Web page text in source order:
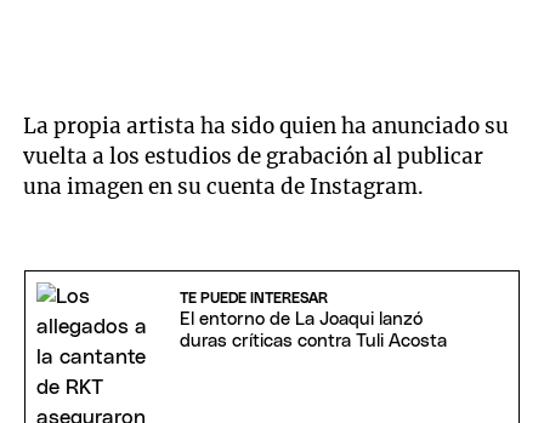
La propia artista ha sido quien ha anunciado su
vuelta a los estudios de grabación al publicar
una imagen en su cuenta de Instagram.
TE PUEDE INTERESAR
El entorno de La Joaqui lanzó
duras críticas contra Tuli Acosta